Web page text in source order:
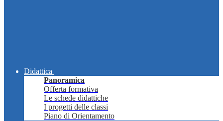
Didattica
Panoramica
Offerta formativa
Le schede didattiche
I progetti delle classi
Piano di Orientamento